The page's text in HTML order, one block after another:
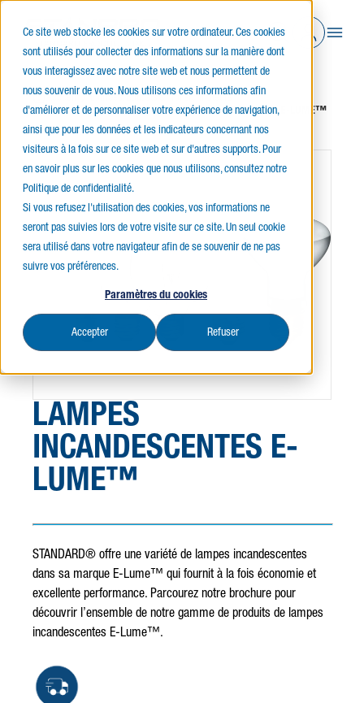
Ce site web stocke les cookies sur votre ordinateur. Ces cookies
sont utilisés pour collecter des informations sur la manière dont
vous interagissez avec notre site web et nous permettent de
nous souvenir de vous. Nous utilisons ces informations afin
d'améliorer et de personnaliser votre expérience de navigation,
ainsi que pour les données et les indicateurs concernant nos
visiteurs à la fois sur ce site web et sur d'autres supports. Pour
en savoir plus sur les cookies que nous utilisons, consultez notre
Politique de confidentialité.
Si vous refusez l'utilisation des cookies, vos informations ne
seront pas suivies lors de votre visite sur ce site. Un seul cookie
sera utilisé dans votre navigateur afin de se souvenir de ne pas
suivre vos préférences.
Paramètres du cookies
Accepter Refuser
Accueil
Lampes, Ballasts & Transformateurs
Lampes Incandescentes
LAMPES INCANDESCENTES E-LUME™
LAMPES
INCANDESCENTES E-
LUME™
STANDARD® offre une variété de lampes incandescentes
dans sa marque E-Lume™ qui fournit à la fois économie et
excellente performance. Parcourez notre brochure pour
découvrir l’ensemble de notre gamme de produits de lampes
incandescentes E-Lume™.